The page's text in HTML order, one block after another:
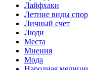
Лайфхаки
Летние виды
Личный счет
Люди
Места
Мнения
Мода